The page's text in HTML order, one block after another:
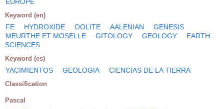
Keyword (en)
FE HYDROXIDE OOLITE AALENIAN
GENESIS
MEURTHE ET MOSELLE
GITOLOGY GEOLOGY
EARTH
SCIENCES
Keyword (es)
YACIMIENTOS GEOLOGIA CIENCIAS DE LA TIERRA
Classification
Pascal